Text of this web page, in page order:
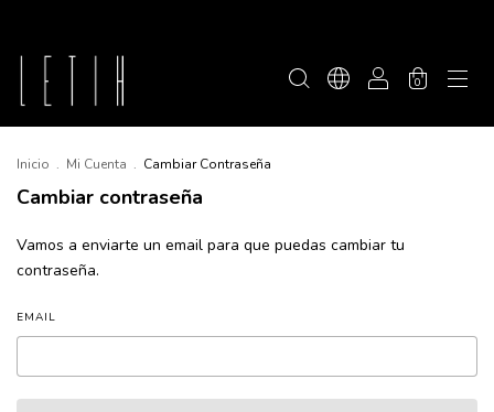
0
Inicio . Mi Cuenta . Cambiar Contraseña
Cambiar contraseña
Vamos a enviarte un email para que puedas cambiar tu
contraseña.
EMAIL